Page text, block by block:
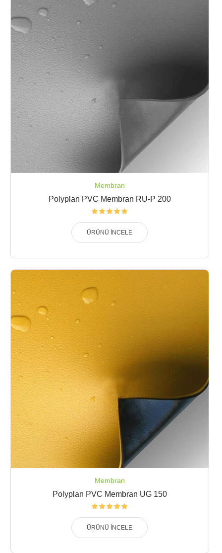
Membran
Polyplan PVC Membran RU-P 200
ÜRÜNÜ İNCELE
Membran
Polyplan PVC Membran UG 150
ÜRÜNÜ İNCELE